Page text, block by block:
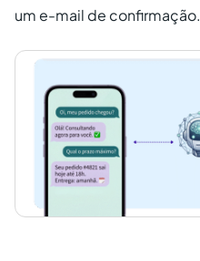
um e-mail de confirmação.